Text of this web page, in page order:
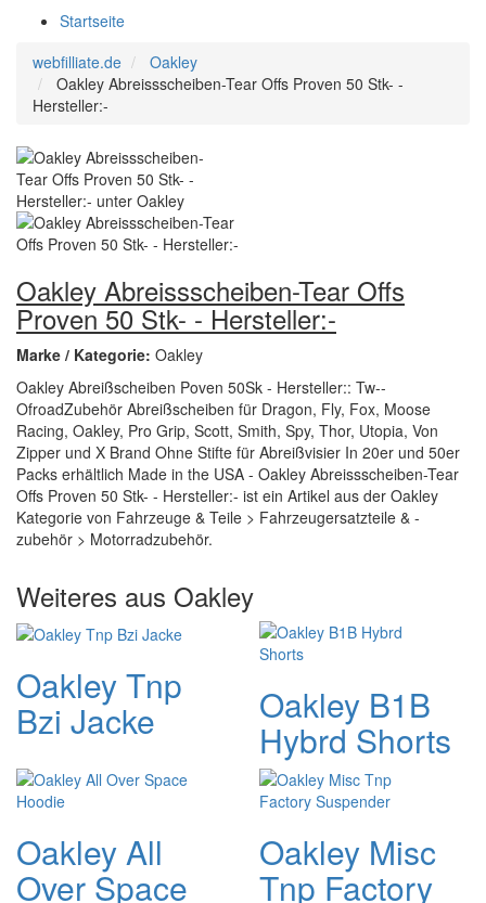
Startseite
webfilliate.de
Oakley
Oakley Abreissscheiben-Tear Offs Proven 50 Stk- -
Hersteller:-
Oakley Abreissscheiben-Tear Offs
Proven 50 Stk- - Hersteller:-
Marke / Kategorie: Oakley
Oakley Abreißscheiben Poven 50Sk - Hersteller:: Tw--
OfroadZubehör Abreißscheiben für Dragon, Fly, Fox, Moose
Racing, Oakley, Pro Grip, Scott, Smith, Spy, Thor, Utopia, Von
Zipper und X Brand Ohne Stifte für Abreißvisier In 20er und 50er
Packs erhältlich Made in the USA - Oakley Abreissscheiben-Tear
Offs Proven 50 Stk- - Hersteller:- ist ein Artikel aus der Oakley
Kategorie von Fahrzeuge & Teile > Fahrzeugersatzteile & -
zubehör > Motorradzubehör.
Weiteres aus Oakley
Oakley Tnp
Bzi Jacke Oakley B1B
Hybrd Shorts
Oakley All
Over Space
Oakley Misc
Tnp Factory